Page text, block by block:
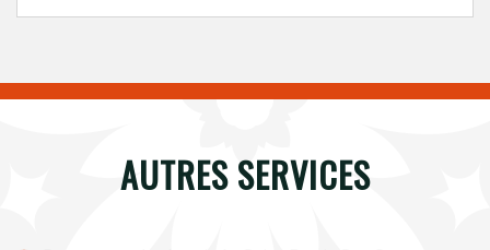
AUTRES SERVICES